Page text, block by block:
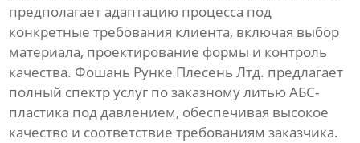
предполагает адаптацию процесса под
конкретные требования клиента, включая выбор
материала, проектирование формы и контроль
качества. Фошань Рунке Плесень Лтд. предлагает
полный спектр услуг по заказному литью АБС-
пластика под давлением, обеспечивая высокое
качество и соответствие требованиям заказчика.